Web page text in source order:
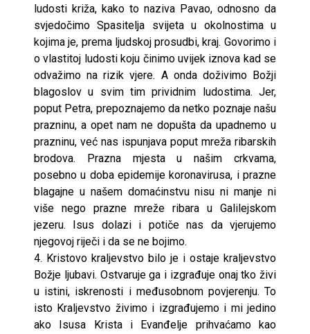
ludosti križa, kako to naziva Pavao, odnosno da
svjedočimo Spasitelja svijeta u okolnostima u
kojima je, prema ljudskoj prosudbi, kraj. Govorimo i
o vlastitoj ludosti koju činimo uvijek iznova kad se
odvažimo na rizik vjere. A onda doživimo Božji
blagoslov u svim tim prividnim ludostima. Jer,
poput Petra, prepoznajemo da netko poznaje našu
prazninu, a opet nam ne dopušta da upadnemo u
prazninu, već nas ispunjava poput mreža ribarskih
brodova. Prazna mjesta u našim crkvama,
posebno u doba epidemije koronavirusa, i prazne
blagajne u našem domaćinstvu nisu ni manje ni
više nego prazne mreže ribara u Galilejskom
jezeru. Isus dolazi i potiče nas da vjerujemo
njegovoj riječi i da se ne bojimo.
4. Kristovo kraljevstvo bilo je i ostaje kraljevstvo
Božje ljubavi. Ostvaruje ga i izgrađuje onaj tko živi
u istini, iskrenosti i međusobnom povjerenju. To
isto Kraljevstvo živimo i izgrađujemo i mi jedino
ako Isusa Krista i Evanđelje prihvaćamo kao